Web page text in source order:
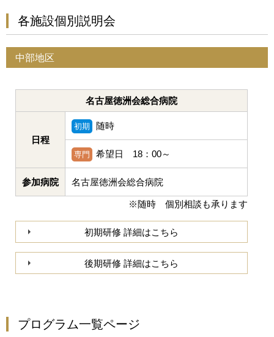
各施設個別説明会
中部地区
名古屋徳洲会総合病院
日程
初期 随時
専門 希望日 18：00～
参加病院 名古屋徳洲会総合病院
※随時 個別相談も承ります
初期研修 詳細はこちら
後期研修 詳細はこちら
プログラム一覧ページ